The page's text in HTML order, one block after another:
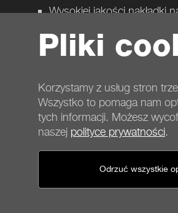
Pliki
Korzystamy z usług stron
Wszystko to pomaga nam
tych informacji. Możesz
naszej polityce prywatności.
Odrzuć wszystkie
Wysokiej jakości nakładki
Górna obudowa ze
Składane nóżki z trzema
Kontakt
Warunki współpracy
Ogólne warunki dla klientów sklepu